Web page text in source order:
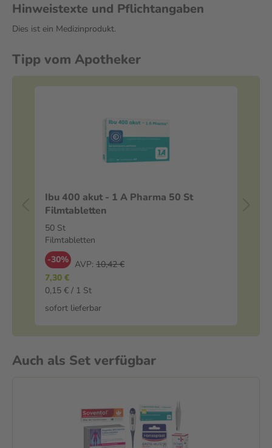
Hinweistexte und Pflichtangaben
Dies ist ein Medizinprodukt.
Tipp vom Apotheker
Ibu 400 akut - 1 A Pharma 50 St
Filmtabletten
50 St
Filmtabletten
-30% AVP: 10,42 €
7,30 €
0,15 € / 1 St
sofort lieferbar
Auch als Set verfügbar